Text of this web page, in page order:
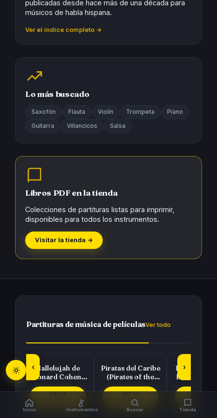
publicadas desde hace más de una década para
músicos de habla hispana.
Ver el índice completo →
Lo más buscado
Saxofón Flauta Violín Trompeta Piano
Guitarra Villancicos Salsa
Libros PDF en la tienda
Colecciones de partituras listas para imprimir,
disponibles para todos los instrumentos.
Visitar la tienda →
Partituras de música de películasVer todo
‹
Hallelujah de
Leonard Cohen y
Rufus Wainwright
Ver la
Piratas del Caribe
(Pirates of the
Caribbean) de
Hans Zimmer
Ver la
partitura
101
Bandas
Colección
Ver la
partitura
›
Inicio Instrumentos Buscar Tienda